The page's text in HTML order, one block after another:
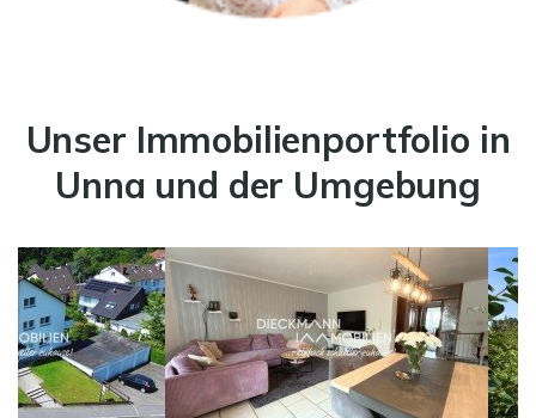
Unser Immobilienportfolio in
Unna und der Umgebung